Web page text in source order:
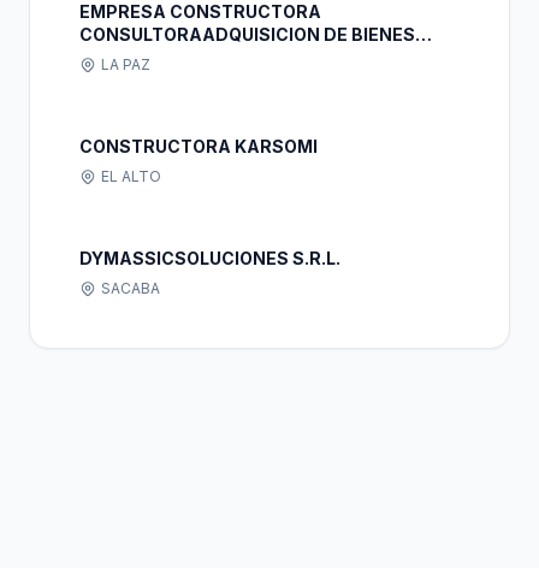
EMPRESA CONSTRUCTORA
CONSULTORAADQUISICION DE BIENES
ECONCABI S.R.L.
LA PAZ
CONSTRUCTORA KARSOMI
EL ALTO
DYMASSICSOLUCIONES S.R.L.
SACABA